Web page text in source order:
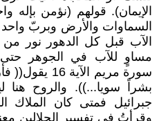
الإيمان). قولهم (نؤمن
السماوات والأرض وبربّ
الآب قبل كل الدهور نور
مساوٍ للآب في الجوهر
سورة مريم
بشراً سويا...)). والروح هنا
جبرائيل فمتى كان الملاك
وقرأتُ في تفسير الجلالين